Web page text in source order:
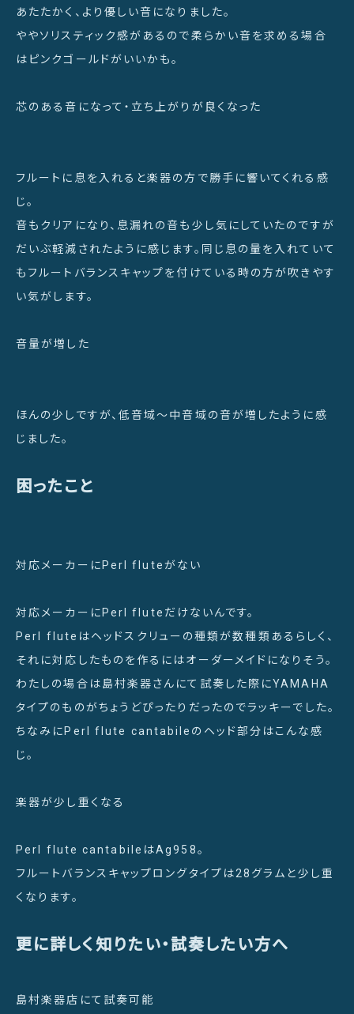
あたたかく、より優しい音になりました。
ややソリスティック感があるので柔らかい音を求める場合
はピンクゴールドがいいかも。
芯のある音になって・立ち上がりが良くなった
フルートに息を入れると楽器の方で勝手に響いてくれる感
じ。
音もクリアになり、息漏れの音も少し気にしていたのですが
だいぶ軽減されたように感じます。同じ息の量を入れていて
もフルートバランスキャップを付けている時の方が吹きやす
い気がします。
音量が増した
ほんの少しですが、低音域〜中音域の音が増したように感
じました。
困ったこと
対応メーカーにPerl fluteがない
対応メーカーにPerl fluteだけないんです。
Perl fluteはヘッドスクリューの種類が数種類あるらしく、
それに対応したものを作るにはオーダーメイドになりそう。
わたしの場合は島村楽器さんにて試奏した際にYAMAHA
タイプのものがちょうどぴったりだったのでラッキーでした。
ちなみにPerl flute cantabileのヘッド部分はこんな感
じ。
楽器が少し重くなる
Perl flute cantabileはAg958。
フルートバランスキャップロングタイプは28グラムと少し重
くなります。
更に詳しく知りたい・試奏したい方へ
島村楽器店にて試奏可能